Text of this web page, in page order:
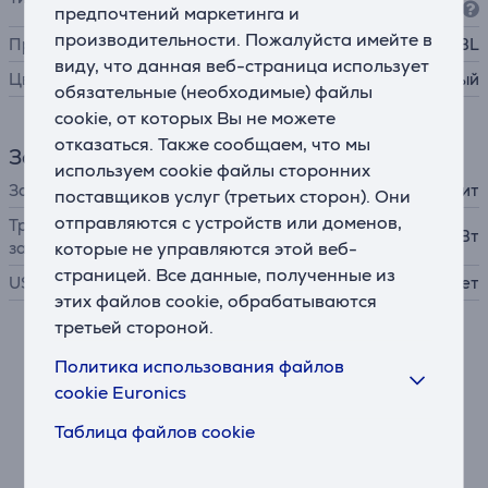
предпочтений маркетинга и
производительности. Пожалуйста имейте в
виду, что данная веб-страница использует
обязательные (необходимые) файлы
cookie, от которых Вы не можете
отказаться. Также сообщаем, что мы
используем cookie файлы сторонних
поставщиков услуг (третьих сторон). Они
отправляются с устройств или доменов,
которые не управляются этой веб-
страницей. Все данные, полученные из
этих файлов cookie, обрабатываются
третьей стороной.
Политика использования файлов
cookie Euronics
Таблица файлов cookie
Производитель
JBL
Цвет
белый
Зарядное устройство
Зарядное устройство
в комплект не входит
Требуемая мощность
зарядного устройства
2,5 - 5 Вт
USB PD Нет
Описание
Наушники JBL Wave Flex 2 оснащены 12-мм